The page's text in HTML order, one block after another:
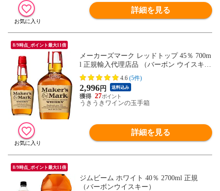
詳細を見る
8/9時点_ポイント最大11倍
メーカーズマーク レッドトップ 45％ 700m
l 正規輸入代理店品 （バーボン ウイスキ
ー） 送料無料
4.6 (5件)
2,996円 送料込み
27
うきうきワインの玉手箱
詳細を見る
8/9時点_ポイント最大11倍
ジムビーム ホワイト 40％ 2700ml 正規
（バーボンウイスキー）